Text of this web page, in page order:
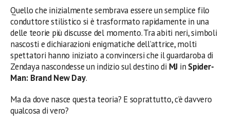
Quello che inizialmente sembrava essere un semplice filo
conduttore stilistico si è trasformato rapidamente in una
delle teorie più discusse del momento. Tra abiti neri, simboli
nascosti e dichiarazioni enigmatiche dell’attrice, molti
spettatori hanno iniziato a convincersi che il guardaroba di
Zendaya nascondesse un indizio sul destino di MJ in Spider-
Man: Brand New Day.
Ma da dove nasce questa teoria? E soprattutto, c’è davvero
qualcosa di vero?